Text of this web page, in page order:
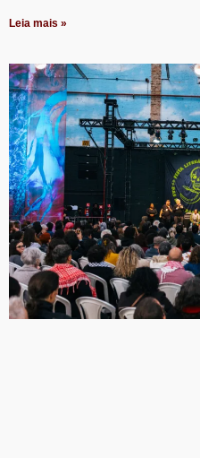
Leia mais »